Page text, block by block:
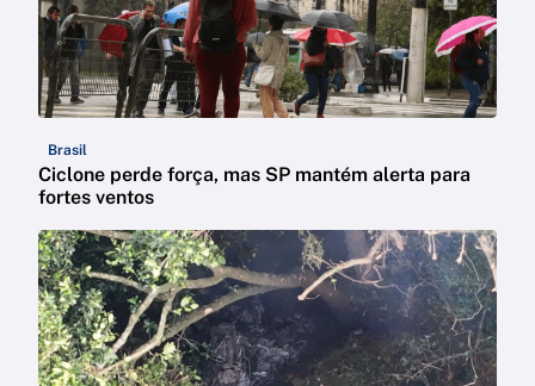
Brasil
Ciclone perde força, mas SP mantém alerta para
fortes ventos